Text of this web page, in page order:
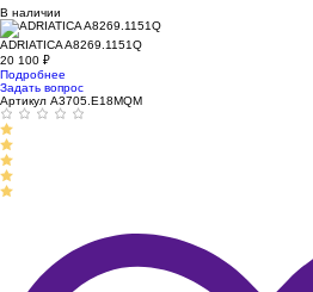
В наличии
ADRIATICA A8269.1151Q
20 100 ₽
Подробнее
Задать вопрос
Артикул A3705.E18MQM